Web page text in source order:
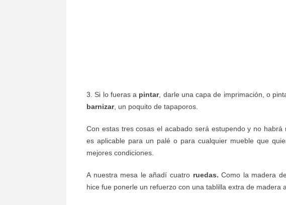
3. Si lo fueras a pintar, darle una capa de imprimación, o
barnizar, un poquito de tapaporos.
Con estas tres cosas el acabado será estupendo y no
es aplicable para un palé o para cualquier mueble que
mejores condiciones.
A nuestra mesa le añadí cuatro ruedas. Como la madera
hice fue ponerle un refuerzo con una tablilla extra de madera